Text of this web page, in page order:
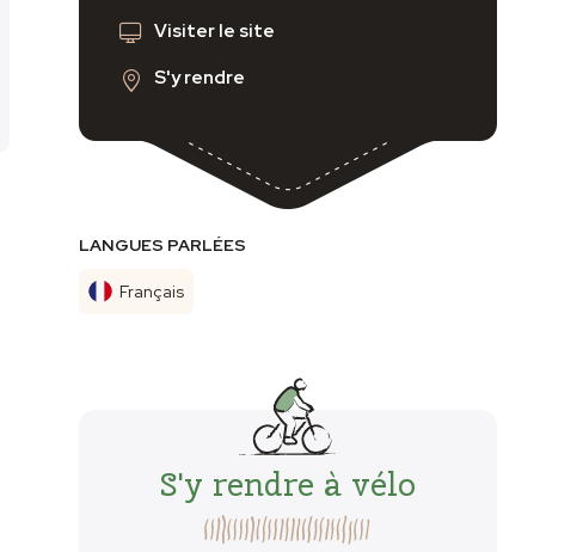
Visiter le site
S'y rendre
LANGUES PARLÉES
Français
S'y rendre à vélo